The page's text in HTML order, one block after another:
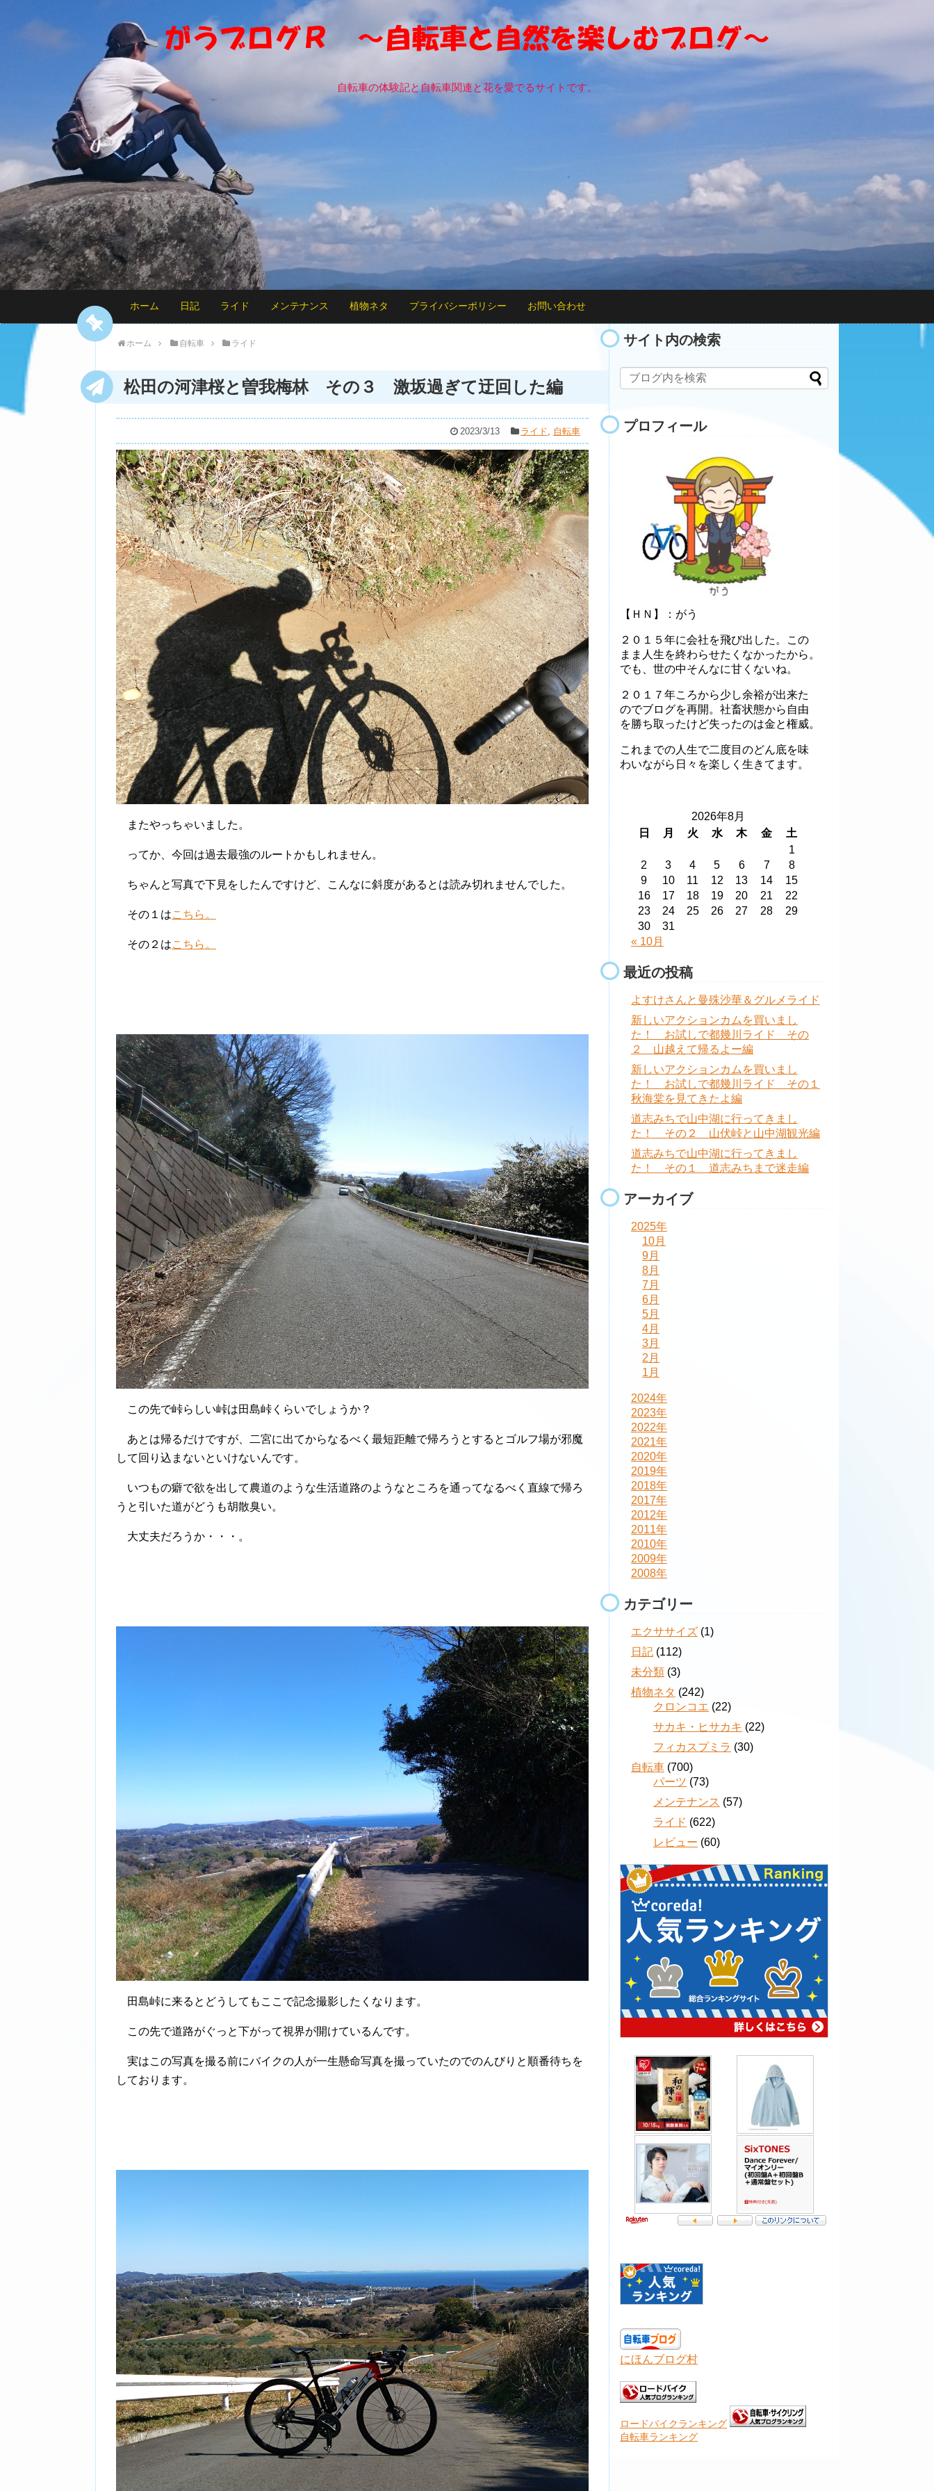
自転車の体験記と自転車関連と花を愛でるサイトです。
ホーム 日記 ライド メンテナンス 植物ネタ プライバシーポリシー お問い合わせ
ホーム 自転車 ライド
松田の河津桜と曽我梅林 その３ 激坂過ぎて迂回した編
2023/3/13 ライド, 自転車
またやっちゃいました。
ってか、今回は過去最強のルートかもしれません。
ちゃんと写真で下見をしたんですけど、こんなに斜度があるとは読み切れませんでした。
その１はこちら。
その２はこちら。
この先で峠らしい峠は田島峠くらいでしょうか？
あとは帰るだけですが、二宮に出てからなるべく最短距離で帰ろうとするとゴルフ場が邪魔
して回り込まないといけないんです。
いつもの癖で欲を出して農道のような生活道路のようなところを通ってなるべく直線で帰ろ
うと引いた道がどうも胡散臭い。
大丈夫だろうか・・・。
田島峠に来るとどうしてもここで記念撮影したくなります。
この先で道路がぐっと下がって視界が開けているんです。
実はこの写真を撮る前にバイクの人が一生懸命写真を撮っていたのでのんびりと順番待ちを
しております。
サイト内の検索
プロフィール
【ＨＮ】：がう
２０１５年に会社を飛び出した。この
まま人生を終わらせたくなかったから。
でも、世の中そんなに甘くないね。
２０１７年ころから少し余裕が出来た
のでブログを再開。社畜状態から自由
を勝ち取ったけど失ったのは金と権威。
これまでの人生で二度目のどん底を味
わいながら日々を楽しく生きてます。
2026年8月
日
月 火 水 木 金
土
1
2
3 4 5 6 7
8
9
10 11 12 13 14
15
16
17 18 19 20 21
22
23
24 25 26 27 28
29
30
31
« 10月
最近の投稿
よすけさんと曼殊沙華＆グルメライド
新しいアクションカムを買いまし
た！ お試しで都幾川ライド その
２ 山越えて帰るよー編
新しいアクションカムを買いまし
た！ お試しで都幾川ライド その１
秋海棠を見てきたよ編
道志みちで山中湖に行ってきまし
た！ その２ 山伏峠と山中湖観光編
道志みちで山中湖に行ってきまし
た！ その１ 道志みちまで迷走編
アーカイブ
2025年
10月
9月
8月
7月
6月
5月
4月
3月
2月
1月
2024年
2023年
2022年
2021年
2020年
2019年
2018年
2017年
2012年
2011年
2010年
2009年
2008年
カテゴリー
エクササイズ (1)
日記 (112)
未分類 (3)
植物ネタ (242)
クロンコエ (22)
サカキ・ヒサカキ (22)
フィカスプミラ (30)
自転車 (700)
パーツ (73)
メンテナンス (57)
ライド (622)
レビュー (60)
にほんブログ村
ロードバイクランキング
自転車ランキング